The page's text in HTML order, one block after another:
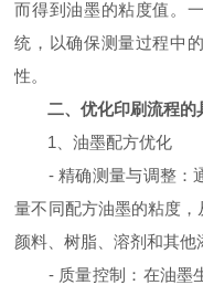
而得到油墨的粘度值。
统，以确保测量过程中
性。
二、优化印刷流程的
1、油墨配方优化
- 精确测量与调整：通
量不同配方油墨的粘度
颜料、树脂、溶剂和其他
- 质量控制：在油墨生